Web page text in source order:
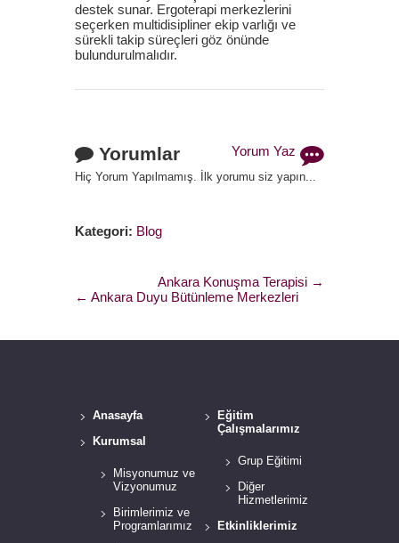
destek sunar. Ergoterapi merkezlerini
seçerken multidisipliner ekip varlığı ve
sürekli takip süreçleri göz önünde
bulundurulmalıdır.
Yorumlar Yorum Yaz
Hiç Yorum Yapılmamış. İlk yorumu siz yapın...
Kategori: Blog
Ankara Konuşma Terapisi →
← Ankara Duyu Bütünleme Merkezleri
Anasayfa
Kurumsal
Misyonumuz ve
Vizyonumuz
Birimlerimiz ve
Programlarımız
Eğitim
Çalışmalarımız
Grup Eğitimi
Diğer
Hizmetlerimiz
Etkinliklerimiz